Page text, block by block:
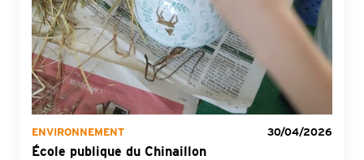
ENVIRONNEMENT 30/04/2026
École publique du Chinaillon